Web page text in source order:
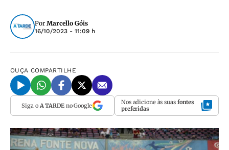
Por Marcello Góis
16/10/2023 - 11:09 h
OUÇA COMPARTILHE
Siga o A TARDEno Google Nos adicione às suas fontes
preferidas